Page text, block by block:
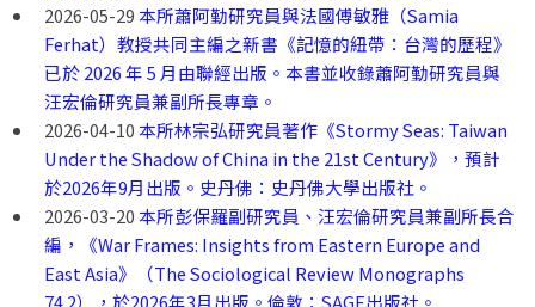
2026-05-29 本所蕭阿勤研究員與法國傅敏雅（Samia
Ferhat）教授共同主編之新書《記憶的紐帶：台灣的歷程》
已於 2026 年 5 月由聯經出版。本書並收錄蕭阿勤研究員與
汪宏倫研究員兼副所長專章。
2026-04-10 本所林宗弘研究員著作《Stormy Seas: Taiwan
Under the Shadow of China in the 21st Century》，預計
於2026年9月出版。史丹佛：史丹佛大學出版社。
2026-03-20 本所彭保羅副研究員、汪宏倫研究員兼副所長合
編，《War Frames: Insights from Eastern Europe and
East Asia》（The Sociological Review Monographs
74.2），於2026年3月出版。倫敦：SAGE出版社。